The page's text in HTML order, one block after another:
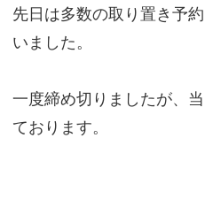
先日は多数の取り置き予
いました。
一度締め切りましたが、
ております。